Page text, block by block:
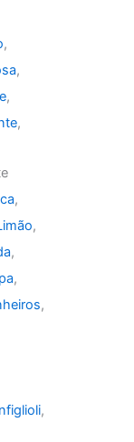
,
,
,
,
,
,
,
,
,
,